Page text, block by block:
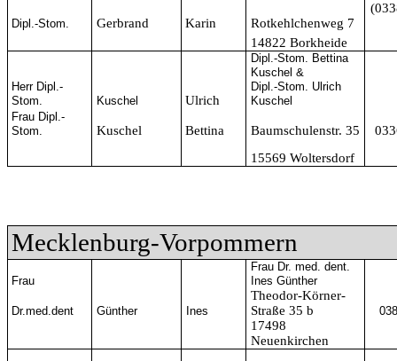
Dipl.-Stom. Gerbrand Karin Rotkehlchenweg 7
14822 Borkheide
Herr Dipl.-
Stom.
Kuschel Ulrich
Dipl.-Stom. Bettina
Kuschel &
Dipl.-Stom. Ulrich
Kuschel
Frau Dipl.-
Stom.
Kuschel Bettina Baumschulenstr. 35
15569 Woltersdorf
Mecklenburg-Vorpommern
Frau
Frau Dr. med. dent.
Ines Günther
Dr.med.dent Günther Ines
Theodor-Körner-
Straße 35 b
17498
Neuenkirchen